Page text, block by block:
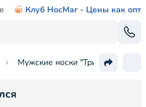
Клуб НосМаг - Цены как опт
Мужские носки "Трио" в банке